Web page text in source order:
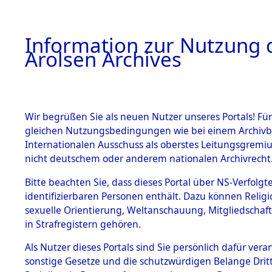
BESTÄNDE
1.
Inhaftierungsdoku
mente
1.2.9 Beim ITS
verwahrte
1.2.9.1
Effekten aus
5Akten
RUDOLF
Land
Information zur Nutzung
Arolsen Archives
Wir begrüßen Sie als neuen Nutzer unseres Portals!
gleichen Nutzungsbedingungen wie bei einem
Internationalen Ausschuss als oberstes
nicht deutschem oder anderem nationalen
Bitte beachten Sie, dass dieses Portal über NS-
identifizierbaren Personen enthält. Dazu können
sexuelle Orientierung, Weltanschauung,
in Strafregistern gehören.
Als Nutzer dieses Portals sind Sie persönlich dafür
sonstige Gesetze und die schutzwürdigen Belange